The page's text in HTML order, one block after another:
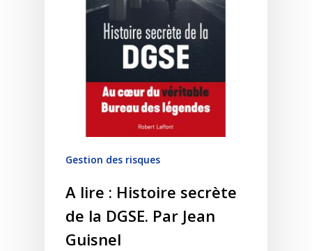
Gestion des risques
A lire : Histoire secrète
de la DGSE. Par Jean
Guisnel